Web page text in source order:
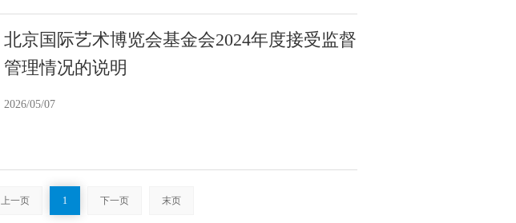
北京国际艺术博览会基金会2024年度接受监督
管理情况的说明
2026/05/07
上一页 1 下一页 末页